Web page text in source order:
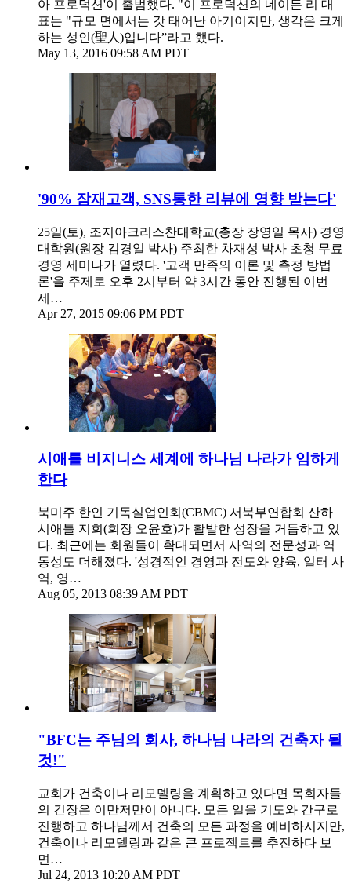
아 프로덕션'이 출범했다. "이 프로덕션의 네이든 리 대
표는 "규모 면에서는 갓 태어난 아기이지만, 생각은 크게
하는 성인(聖人)입니다”라고 했다.
May 13, 2016 09:58 AM PDT
'90% 잠재고객, SNS통한 리뷰에 영향 받는다'
25일(토), 조지아크리스찬대학교(총장 장영일 목사) 경영
대학원(원장 김경일 박사) 주최한 차재성 박사 초청 무료
경영 세미나가 열렸다. '고객 만족의 이론 및 측정 방법
론'을 주제로 오후 2시부터 약 3시간 동안 진행된 이번
세…
Apr 27, 2015 09:06 PM PDT
시애틀 비지니스 세계에 하나님 나라가 임하게
한다
북미주 한인 기독실업인회(CBMC) 서북부연합회 산하
시애틀 지회(회장 오윤호)가 활발한 성장을 거듭하고 있
다. 최근에는 회원들이 확대되면서 사역의 전문성과 역
동성도 더해졌다. '성경적인 경영과 전도와 양육, 일터 사
역, 영…
Aug 05, 2013 08:39 AM PDT
"BFC는 주님의 회사, 하나님 나라의 건축자 될
것!"
교회가 건축이나 리모델링을 계획하고 있다면 목회자들
의 긴장은 이만저만이 아니다. 모든 일을 기도와 간구로
진행하고 하나님께서 건축의 모든 과정을 예비하시지만,
건축이나 리모델링과 같은 큰 프로젝트를 추진하다 보
면…
Jul 24, 2013 10:20 AM PDT